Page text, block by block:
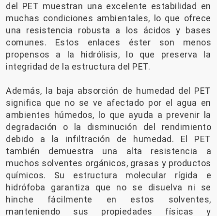
del PET muestran una excelente estabilidad en
muchas condiciones ambientales, lo que ofrece
una resistencia robusta a los ácidos y bases
comunes. Estos enlaces éster son menos
propensos a la hidrólisis, lo que preserva la
integridad de la estructura del PET.
Además, la baja absorción de humedad del PET
significa que no se ve afectado por el agua en
ambientes húmedos, lo que ayuda a prevenir la
degradación o la disminución del rendimiento
debido a la infiltración de humedad. El PET
también demuestra una alta resistencia a
muchos solventes orgánicos, grasas y productos
químicos. Su estructura molecular rígida e
hidrófoba garantiza que no se disuelva ni se
hinche fácilmente en estos solventes,
manteniendo sus propiedades físicas y